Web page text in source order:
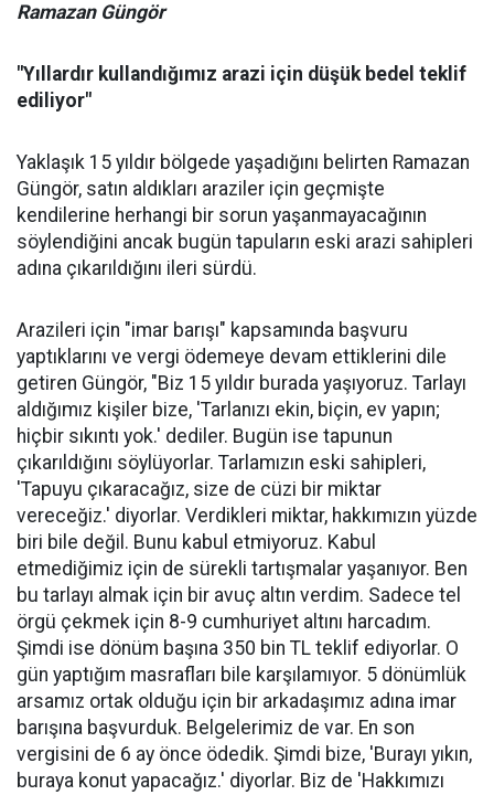
Ramazan Güngör
"Yıllardır kullandığımız arazi için düşük bedel teklif
ediliyor"
Yaklaşık 15 yıldır bölgede yaşadığını belirten Ramazan
Güngör, satın aldıkları araziler için geçmişte
kendilerine herhangi bir sorun yaşanmayacağının
söylendiğini ancak bugün tapuların eski arazi sahipleri
adına çıkarıldığını ileri sürdü.
Arazileri için "imar barışı" kapsamında başvuru
yaptıklarını ve vergi ödemeye devam ettiklerini dile
getiren Güngör, "Biz 15 yıldır burada yaşıyoruz. Tarlayı
aldığımız kişiler bize, 'Tarlanızı ekin, biçin, ev yapın;
hiçbir sıkıntı yok.' dediler. Bugün ise tapunun
çıkarıldığını söylüyorlar. Tarlamızın eski sahipleri,
'Tapuyu çıkaracağız, size de cüzi bir miktar
vereceğiz.' diyorlar. Verdikleri miktar, hakkımızın yüzde
biri bile değil. Bunu kabul etmiyoruz. Kabul
etmediğimiz için de sürekli tartışmalar yaşanıyor. Ben
bu tarlayı almak için bir avuç altın verdim. Sadece tel
örgü çekmek için 8-9 cumhuriyet altını harcadım.
Şimdi ise dönüm başına 350 bin TL teklif ediyorlar. O
gün yaptığım masrafları bile karşılamıyor. 5 dönümlük
arsamız ortak olduğu için bir arkadaşımız adına imar
barışına başvurduk. Belgelerimiz de var. En son
vergisini de 6 ay önce ödedik. Şimdi bize, 'Burayı yıkın,
buraya konut yapacağız.' diyorlar. Biz de 'Hakkımızı